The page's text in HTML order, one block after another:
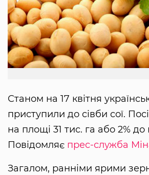
Станом на 17 квітня
приступили до сівби сої.
на площі 31 тис. га або 2% до
Повідомляє прес-служба
Загалом, ранніми ярими